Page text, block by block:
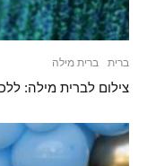
ברית ברית מילה
צילום לברית מילה: